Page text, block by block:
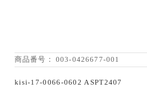
商品番号： 003-0426677-001
kisi-17-0066-0602 ASPT2407